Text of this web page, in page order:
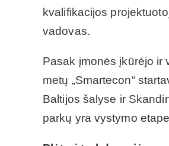
kvalifikacijos
vadovas.
Pasak įmonės įkūrėjo ir
metų „Smartecon“
Baltijos šalyse ir
parkų yra vystymo